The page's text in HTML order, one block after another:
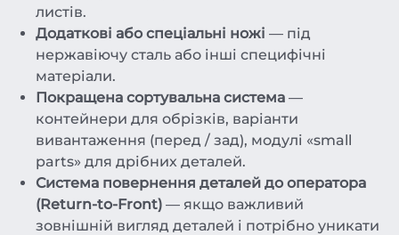
листів.
Додаткові або спеціальні ножі — під
нержавіючу сталь або інші специфічні
матеріали.
Покращена сортувальна система —
контейнери для обрізків, варіанти
вивантаження (перед / зад), модулі «small
parts» для дрібних деталей.
Система повернення деталей до оператора
(Return-to-Front) — якщо важливий
зовнішній вигляд деталей і потрібно уникати